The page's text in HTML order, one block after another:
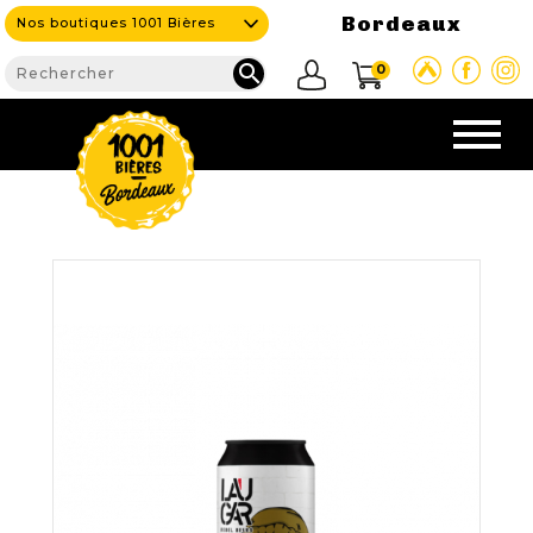
Nos boutiques 1001 Bières Bordeaux
 0
Nos Bières